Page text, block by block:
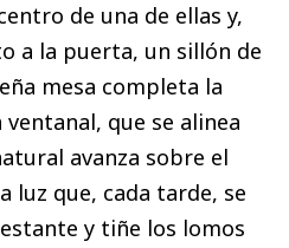
de una de ellas y,
a la puerta, un sillón de
mesa completa la
ventanal, que se alinea
avanza sobre el
luz que, cada tarde, se
y tiñe los lomos